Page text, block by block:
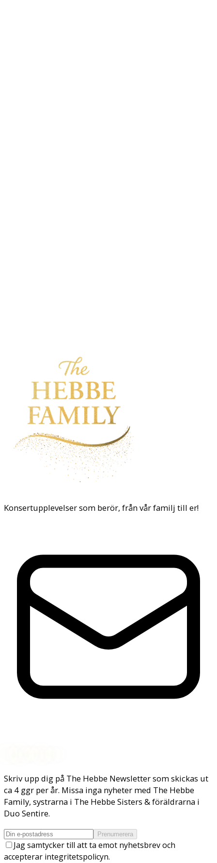
Konsertupplevelser som berör, från vår familj till er!
Skriv upp dig på The Hebbe Newsletter som skickas ut
ca 4 ggr per år. Missa inga nyheter med The Hebbe
Family, systrarna i The Hebbe Sisters & föräldrarna i
Duo Sentire.
Prenumerera
Jag samtycker till att ta emot nyhetsbrev och
accepterar integritetspolicyn.